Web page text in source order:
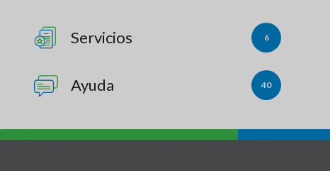
Servicios 6
Ayuda 40